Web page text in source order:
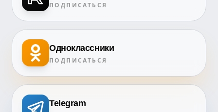
ПОДПИСАТЬСЯ
Одноклассники
ПОДПИСАТЬСЯ
Telegram